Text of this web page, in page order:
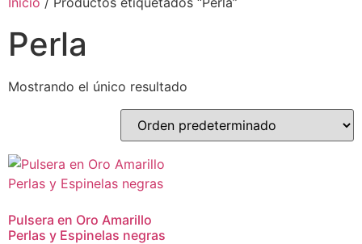
Perla
Mostrando el único resultado
Pulsera en Oro Amarillo
Perlas y Espinelas negras